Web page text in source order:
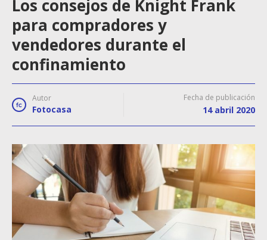
Los consejos de Knight Frank
para compradores y
vendedores durante el
confinamiento
Autor
Fotocasa
Fecha de publicación
14 abril 2020